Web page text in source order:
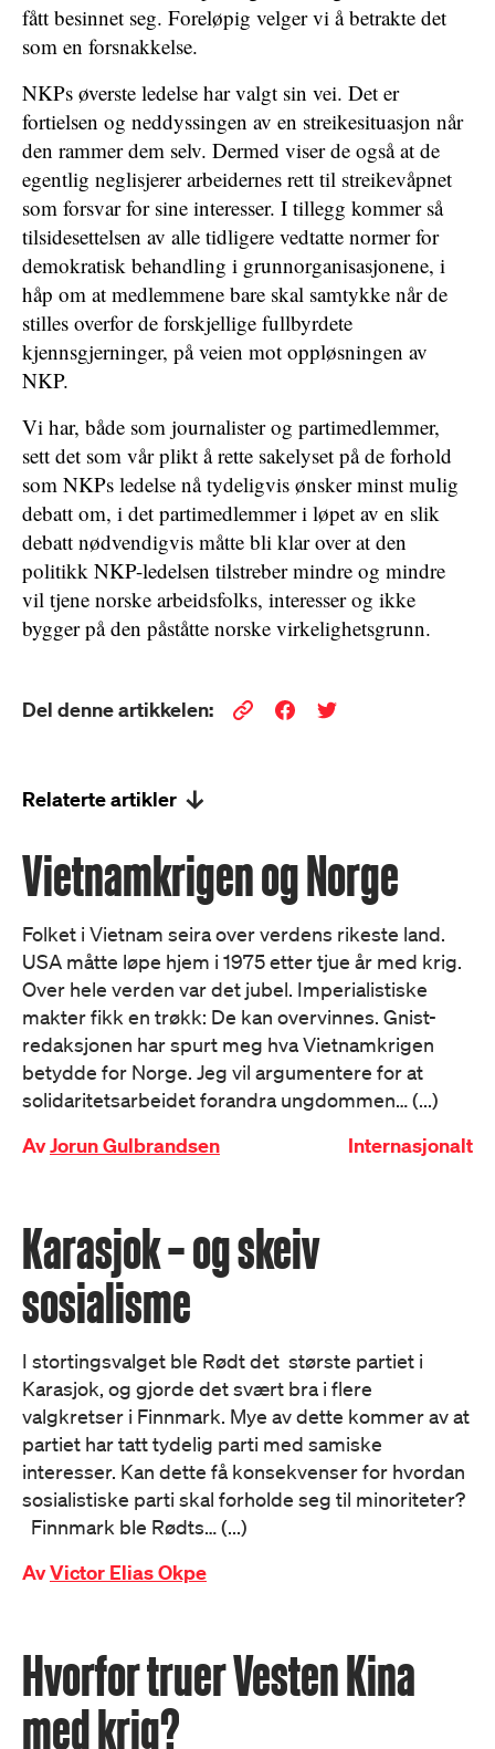
fått besinnet seg. Foreløpig velger vi å betrakte det
som en forsnakkelse.
NKPs øverste ledelse har valgt sin vei. Det er
fortielsen og neddyssingen av en streikesituasjon når
den rammer dem selv. Dermed viser de også at de
egentlig neglisjerer arbeidernes rett til streikevåpnet
som forsvar for sine interesser. I tillegg kommer så
tilsidesettelsen av alle tidligere vedtatte normer for
demokratisk behandling i grunnorganisasjonene, i
håp om at medlemmene bare skal samtykke når de
stilles overfor de forskjellige fullbyrdete
kjennsgjerninger, på veien mot oppløsningen av
NKP.
Vi har, både som journalister og partimedlemmer,
sett det som vår plikt å rette sakelyset på de forhold
som NKPs ledelse nå tydeligvis ønsker minst mulig
debatt om, i det partimedlemmer i løpet av en slik
debatt nødvendigvis måtte bli klar over at den
politikk NKP-ledelsen tilstreber mindre og mindre
vil tjene norske arbeidsfolks, interesser og ikke
bygger på den påståtte norske virkelighetsgrunn.
Del denne artikkelen:
Relaterte artikler
Vietnamkrigen og Norge
Folket i Vietnam seira over verdens rikeste land.
USA måtte løpe hjem i 1975 etter tjue år med krig.
Over hele verden var det jubel. Imperialistiske
makter fikk en trøkk: De kan overvinnes. Gnist-
redaksjonen har spurt meg hva Vietnamkrigen
betydde for Norge. Jeg vil argumentere for at
solidaritetsarbeidet forandra ungdommen… (...)
AvJorun Gulbrandsen Internasjonalt
Karasjok – og skeiv
sosialisme
I stortingsvalget ble Rødt det største partiet i
Karasjok, og gjorde det svært bra i flere
valgkretser i Finnmark. Mye av dette kommer av at
partiet har tatt tydelig parti med samiske
interesser. Kan dette få konsekvenser for hvordan
sosialistiske parti skal forholde seg til minoriteter?
Finnmark ble Rødts… (...)
AvVictor Elias Okpe
Hvorfor truer Vesten Kina
med krig?